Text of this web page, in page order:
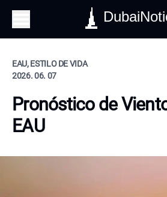
EAU, ESTILO DE VIDA
2026. 06. 07
Pronóstico de
EAU